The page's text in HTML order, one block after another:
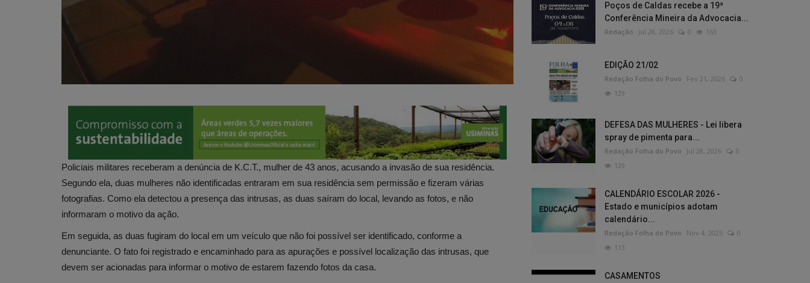
Policiais militares receberam a denúncia de K.C.T., mulher de 43 anos, acusando a invasão de sua residência.
Segundo ela, duas mulheres não identificadas entraram em sua residência sem permissão e fizeram várias
fotografias. Como ela detectou a presença das intrusas, as duas saíram do local, levando as fotos, e não
informaram o motivo da ação.
Em seguida, as duas fugiram do local em um veículo que não foi possível ser identificado, conforme a
denunciante. O fato foi registrado e encaminhado para as apurações e possível localização das intrusas, que
devem ser acionadas para informar o motivo de estarem fazendo fotos da casa.
Poços de Caldas recebe a 19ª
Conferência Mineira da Advocacia...
Redação Jul 28, 2026 0 163
EDIÇÃO 21/02
Redação Folha do Povo Fev 21, 2026
0
129
DEFESA DAS MULHERES - Lei libera
spray de pimenta para...
Redação Folha do Povo Jul 28, 2026
0
129
CALENDÁRIO ESCOLAR 2026 -
Estado e municípios adotam
calendário...
Redação Folha do Povo Nov 4, 2025
0
113
CASAMENTOS